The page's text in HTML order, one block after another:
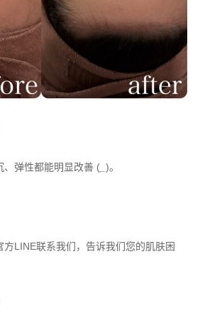
、弹性都能明显改善 (_ )。
LINE联系我们，告诉我们您的肌肤困